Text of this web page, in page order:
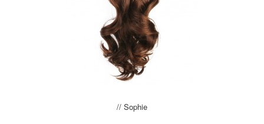
// Sophie